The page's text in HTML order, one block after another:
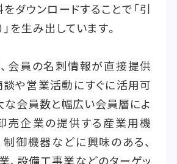
ダウンロードすることで「引
」を生み出しています。
会員の名刺情報が直接提供
談や営業活動にすぐに活用可
な会員数と幅広い会員層によ
売企業の提供する産業用機
制御機器などに興味のある、
、設備工事業などのターゲッ